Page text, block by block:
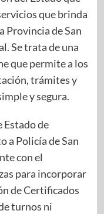
que brinda
Provincia de San
Se trata de una
que permite a los
trámites y
y segura.
Estado de
a Policía de San
con el
para incorporar
de Certificados
turnos ni